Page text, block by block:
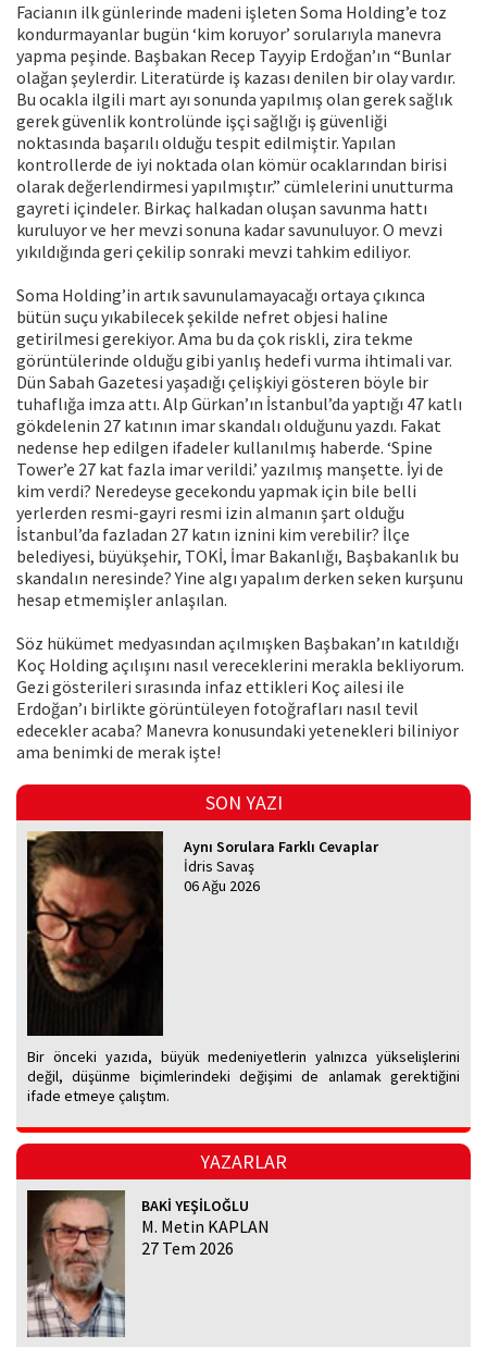
Facianın ilk günlerinde madeni işleten Soma Holding’e toz
kondurmayanlar bugün ‘kim koruyor’ sorularıyla manevra
yapma peşinde. Başbakan Recep Tayyip Erdoğan’ın “Bunlar
olağan şeylerdir. Literatürde iş kazası denilen bir olay vardır.
Bu ocakla ilgili mart ayı sonunda yapılmış olan gerek sağlık
gerek güvenlik kontrolünde işçi sağlığı iş güvenliği
noktasında başarılı olduğu tespit edilmiştir. Yapılan
kontrollerde de iyi noktada olan kömür ocaklarından birisi
olarak değerlendirmesi yapılmıştır.” cümlelerini unutturma
gayreti içindeler. Birkaç halkadan oluşan savunma hattı
kuruluyor ve her mevzi sonuna kadar savunuluyor. O mevzi
yıkıldığında geri çekilip sonraki mevzi tahkim ediliyor.
Soma Holding’in artık savunulamayacağı ortaya çıkınca
bütün suçu yıkabilecek şekilde nefret objesi haline
getirilmesi gerekiyor. Ama bu da çok riskli, zira tekme
görüntülerinde olduğu gibi yanlış hedefi vurma ihtimali var.
Dün Sabah Gazetesi yaşadığı çelişkiyi gösteren böyle bir
tuhaflığa imza attı. Alp Gürkan’ın İstanbul’da yaptığı 47 katlı
gökdelenin 27 katının imar skandalı olduğunu yazdı. Fakat
nedense hep edilgen ifadeler kullanılmış haberde. ‘Spine
Tower’e 27 kat fazla imar verildi.’ yazılmış manşette. İyi de
kim verdi? Neredeyse gecekondu yapmak için bile belli
yerlerden resmi-gayri resmi izin almanın şart olduğu
İstanbul’da fazladan 27 katın iznini kim verebilir? İlçe
belediyesi, büyükşehir, TOKİ, İmar Bakanlığı, Başbakanlık bu
skandalın neresinde? Yine algı yapalım derken seken kurşunu
hesap etmemişler anlaşılan.
Söz hükümet medyasından açılmışken Başbakan’ın katıldığı
Koç Holding açılışını nasıl vereceklerini merakla bekliyorum.
Gezi gösterileri sırasında infaz ettikleri Koç ailesi ile
Erdoğan’ı birlikte görüntüleyen fotoğrafları nasıl tevil
edecekler acaba? Manevra konusundaki yetenekleri biliniyor
ama benimki de merak işte!
SON YAZI
Aynı Sorulara Farklı Cevaplar
İdris Savaş
06 Ağu 2026
Bir önceki yazıda, büyük medeniyetlerin yalnızca yükselişlerini
değil, düşünme biçimlerindeki değişimi de anlamak gerektiğini
ifade etmeye çalıştım.
YAZARLAR
BAKİ YEŞİLOĞLU
M. Metin KAPLAN
27 Tem 2026